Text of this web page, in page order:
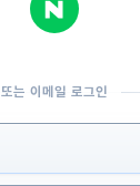
또는 이메일 로그인